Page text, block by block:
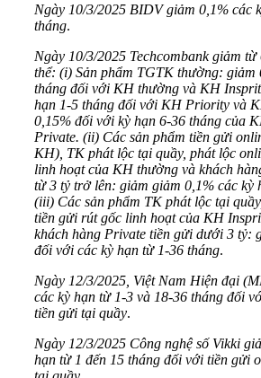
Ngày 10/3/2025 BIDV giảm 0,1% các
tháng.
Ngày 10/3/2025 Techcombank giảm
thể: (i) Sản phẩm TGTK thường: giảm
tháng đối với KH thường và KH
hạn 1-5 tháng đối với KH Priority và
0,15% đối với kỳ hạn 6-36 tháng của
Private. (ii) Các sản phẩm tiền gửi
KH), TK phát lộc tại quầy, phát lộc
linh hoạt của KH thường và khách
từ 3 tỷ trở lên: giảm giảm 0,1% các kỳ
(iii) Các sản phẩm TK phát lộc tại
tiền gửi rút gốc linh hoạt của KH
khách hàng Private tiền gửi dưới 3 tỷ:
đối với các kỳ hạn từ 1-36 tháng.
Ngày 12/3/2025, Việt Nam Hiện đại
các kỳ hạn từ 1-3 và 18-36 tháng đối
tiền gửi tại quầy.
Ngày 12/3/2025 Công nghệ số Vikki
hạn từ 1 đến 15 tháng đối với tiền gửi